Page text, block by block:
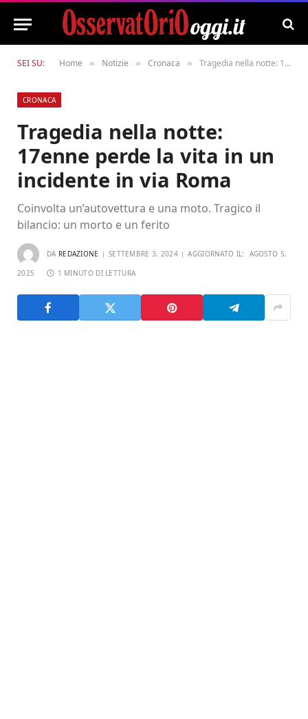
SEI SU: Home » Notizie » Cronaca » Tragedia nella notte: 17enne perde la vita in un incidente in via Roma
CRONACA
Tragedia nella notte:
17enne perde la vita in un
incidente in via Roma
Coinvolta un’autovettura e una moto. Tragico il
bilancio: un morto e un ferito
DA REDAZIONE SETTEMBRE 3, 2024 AGGIORNATO IL: AGOSTO 5,
2025 1 MINUTO DI LETTURA